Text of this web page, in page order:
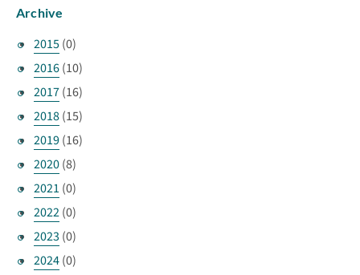
Archive
2015(0)
2016(10)
2017(16)
2018(15)
2019(16)
2020(8)
2021 (0)
2022(0)
2023(0)
2024(0)